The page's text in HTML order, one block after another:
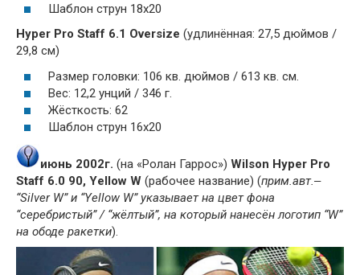
Шаблон струн 18x20
Hyper Pro Staff 6.1 Oversize (удлинённая: 27,5 дюймов /
29,8 см)
Размер головки: 106 кв. дюймов / 613 кв. см.
Вес: 12,2 унций / 346 г.
Жёсткость: 62
Шаблон струн 16x20
июнь 2002г. (на «Ролан Гаррос») Wilson Hyper Pro
Staff 6.0 90, Yellow W (рабочее название) (прим.авт.‒
“Silver W” и “Yellow W” указывает на цвет фона
“серебристый” / “жёлтый”, на который нанесён логотип “W”
на ободе ракетки).